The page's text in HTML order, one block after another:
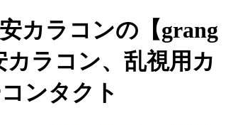
カラコンの【grang
ラコン、乱視用カ
ンタクト